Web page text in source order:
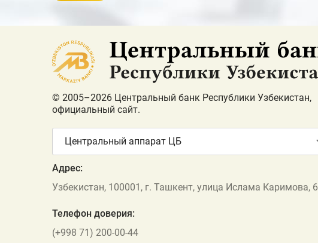
© 2005–2026 Центральный банк Республики Узбекистан,
официальный сайт.
Центральный аппарат ЦБ
Адрес:
Узбекистан, 100001, г. Ташкент, улица Ислама Каримова, 6
Телефон доверия:
(+998 71) 200-00-44